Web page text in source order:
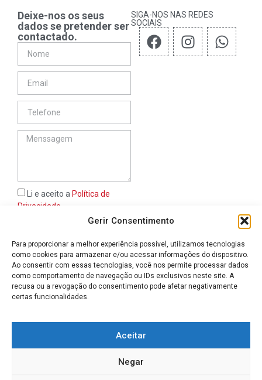
Gerir Consentimento
Para proporcionar a melhor experiência possível, utilizamos tecnologias
como cookies para armazenar e/ou acessar informações do dispositivo.
Ao consentir com essas tecnologias, você nos permite processar dados
como comportamento de navegação ou IDs exclusivos neste site. A
recusa ou a revogação do consentimento pode afetar negativamente
certas funcionalidades.
Aceitar
Negar
Deixe-nos os seus
dados se pretender ser
contactado.
Li e aceito a Política de
Privacidade
SIGA-NOS NAS REDES
SOCIAIS
geral@afimatex.com
+351 249 314 135
Chamada para a rede fixa
nacional
+351 919 927 384
Chamada para a rede móvel
nacional
+351 910 181 806
Chamada para a rede móvel
nacional
Rua Santa Iria n.º 22 - 2300-474 Tomar
Termos e Condições